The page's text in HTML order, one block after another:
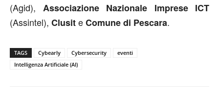
(Agid), Associazione Nazionale Imprese ICT
(Assintel), ClusiteComune di Pescara.
TAGS Cybearly Cybersecurity
eventi
Intelligenza Artificiale (AI)